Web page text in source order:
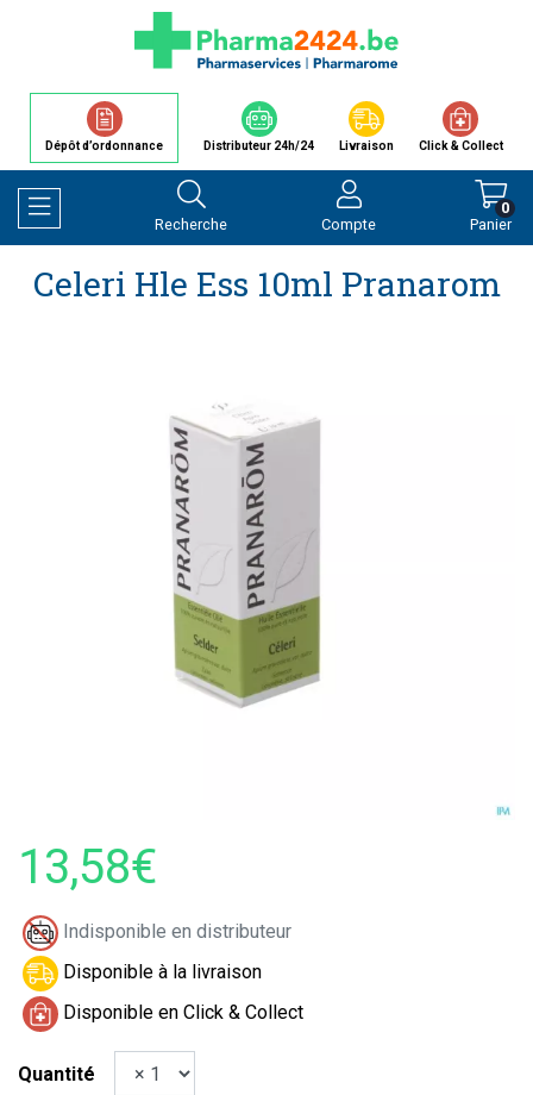
Dépôt d’ordonnance Distributeur 24h/24 Livraison Click & Collect
Afficher la navigation
Recherche Compte Panier
0
Celeri Hle Ess 10ml Pranarom
13,58€
Indisponible en distributeur
Disponible à la livraison
Disponible en Click & Collect
Quantité